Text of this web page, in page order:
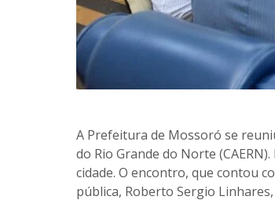
A Prefeitura de Mossoró se
do Rio Grande do Norte
cidade. O encontro, que contou
pública, Roberto Sergio